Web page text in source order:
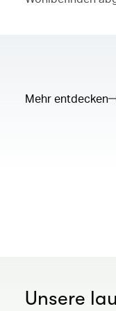
Mehr entdecken
Unsere